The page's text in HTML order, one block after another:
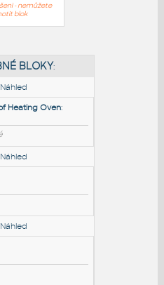
- nemůžete
blok
BLOKY:
of Heating Oven